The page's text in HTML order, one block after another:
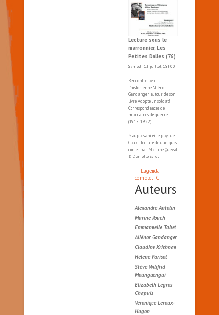
Lecture sous le
marronnier, Les
Petites Dalles (76)
Samedi 13 juillet, 18h00
Rencontre avec
l'historienne Aliénor
Gandanger autour de son
livre Adopte un soldat!
Correspondances de
marraines de guerre
(1915-1922)
Maupassant et le pays de
Caux : lecture de quelques
contes par Martine Queval
& Danielle Soret
L'agenda
complet ICI
Auteurs
Alexandre Antolin
Marine Rouch
Emmanuelle Tabet
Aliénor Gandanger
Claudine Krishnan
Hélène Parisot
Stève Wilifrid
Mounguengui
Elizabeth Legros
Chapuis
Véronique Leroux-
Hugon